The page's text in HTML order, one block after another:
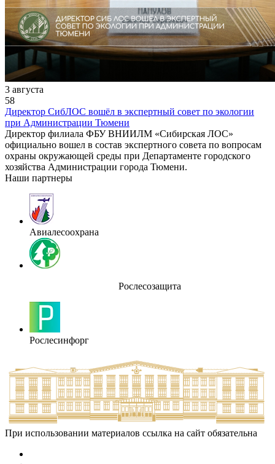
3 августа
58
Директор СибЛОС вошёл в экспертный совет по экологии
при Администрации Тюмени
Директор филиала ФБУ ВНИИЛМ «Сибирская ЛОС»
официально вошел в состав экспертного совета по вопросам
охраны окружающей среды при Департаменте городского
хозяйства Администрации города Тюмени.
Наши партнеры
Авиалесоохрана
Рослесозащита
Рослесинфорг
При использовании материалов ссылка на сайт обязательна